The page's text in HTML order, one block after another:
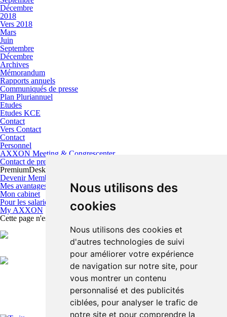
Nous utilisons des
cookies
Nous utilisons des cookies et
d'autres technologies de suivi
pour améliorer votre expérience
de navigation sur notre site, pour
vous montrer un contenu
personnalisé et des publicités
ciblées, pour analyser le trafic de
notre site et pour comprendre la
Décembre
2018
Vers 2018
Mars
Juin
Septembre
Décembre
Archives
Mémorandum
Rapports annuels
Communiqués de presse
Plan Pluriannuel
Etudes
Etudes KCE
Contact
Vers Contact
Contact
Personnel
AXXON Meeting & Congrescenter
Contact de presse
PremiumDesk
Devenir Membre
Mes avantages
Mon cabinet
Pour les salariés
My AXXON
Cette page n'est pas disponible pour le moment.